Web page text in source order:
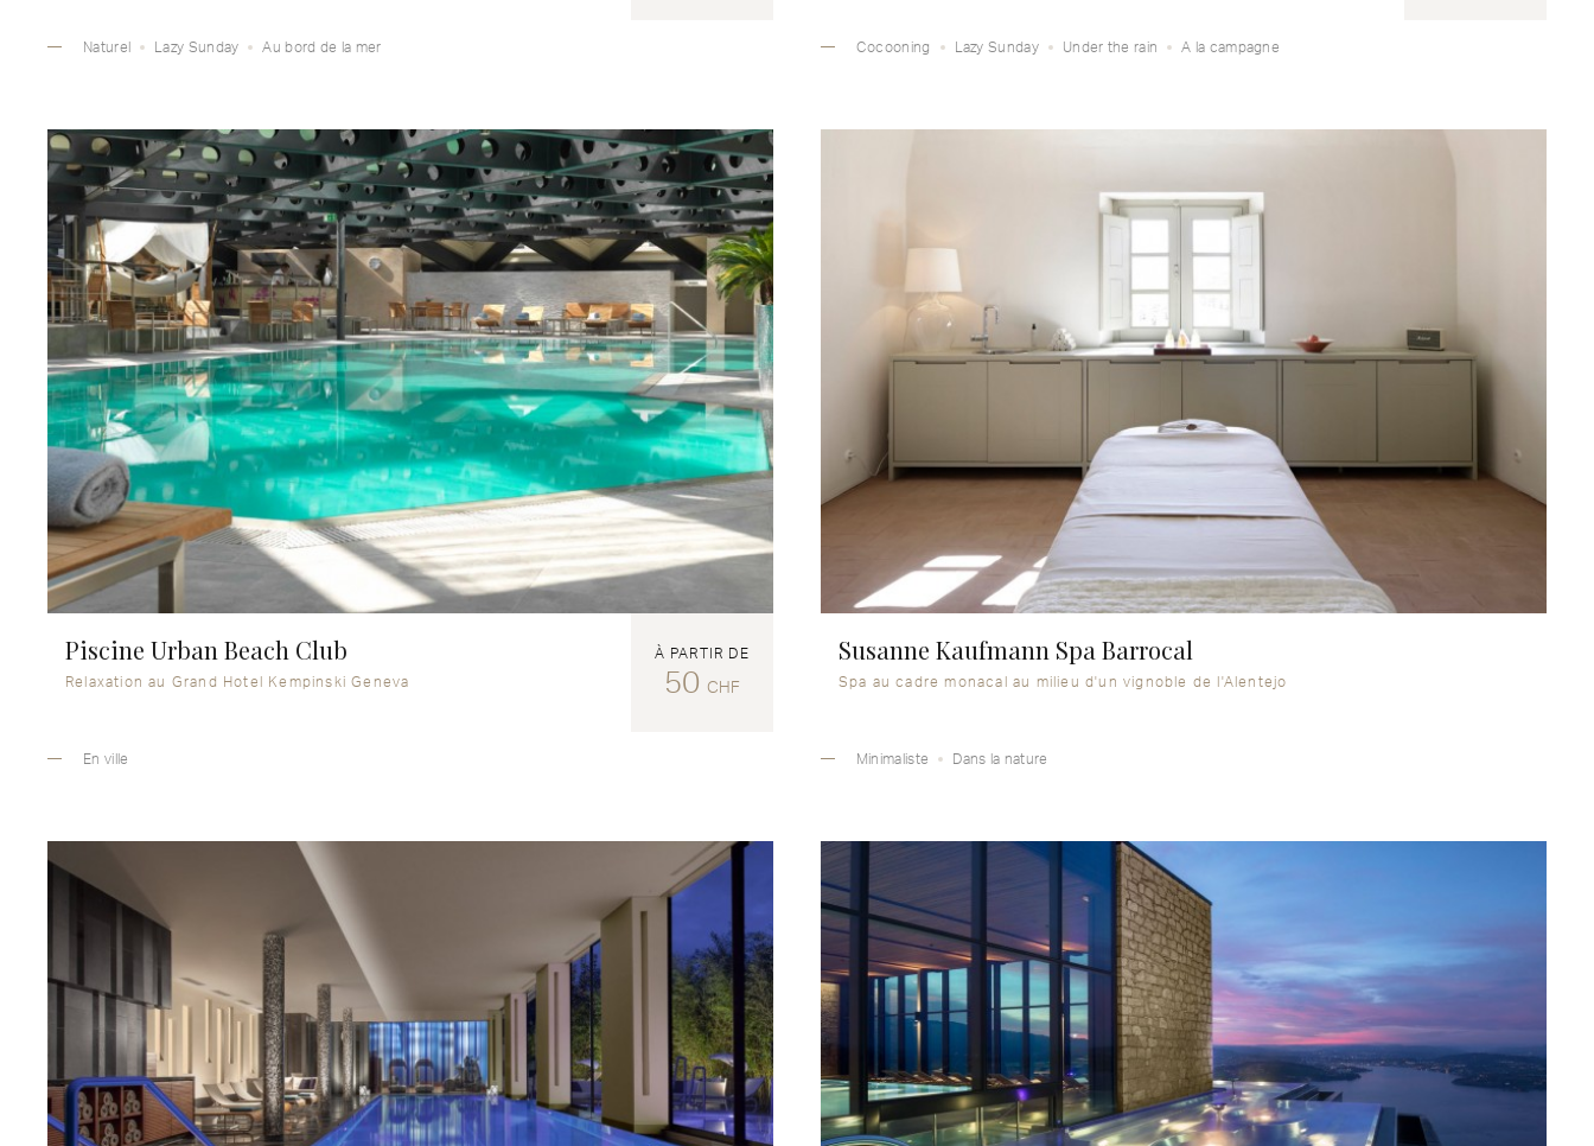
Naturel Lazy Sunday Au bord de la mer Cocooning Lazy Sunday Under the rain A la campagne
Piscine Urban Beach Club
Relaxation au Grand Hotel Kempinski Geneva
À PARTIR DE
50 CHF
En ville
Susanne Kaufmann Spa Barrocal
Spa au cadre monacal au milieu d'un vignoble de l'Alentejo
Minimaliste Dans la nature